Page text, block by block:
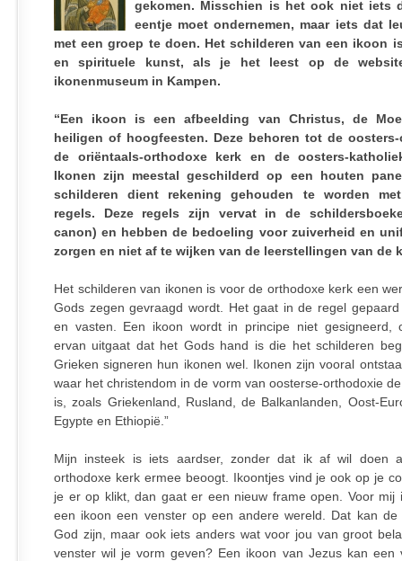
gekomen. Misschien is het ook niet iets
eentje moet ondernemen, maar iets dat
met een groep te doen. Het schilderen van een ikoon
en spirituele kunst, als je het leest op de
ikonenmuseum in Kampen.
“Een ikoon is een afbeelding van Christus, de
heiligen of hoogfeesten. Deze behoren tot de
de oriëntaals-orthodoxe kerk en de oosters-
Ikonen zijn meestal geschilderd op een houten
schilderen dient rekening gehouden te worden
regels. Deze regels zijn vervat in de
canon) en hebben de bedoeling voor zuiverheid en
zorgen en niet af te wijken van de leerstellingen van de
Het schilderen van ikonen is voor de orthodoxe kerk een
Gods zegen gevraagd wordt. Het gaat in de regel
en vasten. Een ikoon wordt in principe niet gesigneerd,
ervan uitgaat dat het Gods hand is die het schilderen
Grieken signeren hun ikonen wel. Ikonen zijn vooral
waar het christendom in de vorm van oosterse-orthodoxie
is, zoals Griekenland, Rusland, de Balkanlanden, Oost-
Egypte en Ethiopië.”
Mijn insteek is iets aardser, zonder dat ik af wil doen
orthodoxe kerk ermee beoogt. Ikoontjes vind je ook op je
je er op klikt, dan gaat er een nieuw frame open. Voor mij
een ikoon een venster op een andere wereld. Dat kan de
God zijn, maar ook iets anders wat voor jou van groot
venster wil je vorm geven? Een ikoon van Jezus kan een